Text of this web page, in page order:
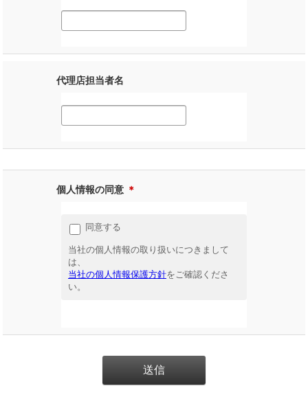
代理店担当者名
個人情報の同意 ＊
同意する
当社の個人情報の取り扱いにつきまして
は、
当社の個人情報保護方針をご確認くださ
い。